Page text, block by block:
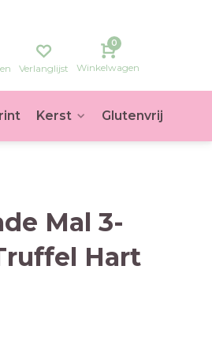
Verlanglijst
0
Winkelwagen
Kerst Glutenvrij
Mal 3-
Hart